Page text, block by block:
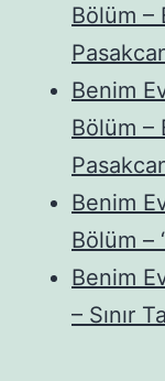
Bölüm –
Benim
Bölüm –
Benim
Bölüm –
Benim
– Sınır